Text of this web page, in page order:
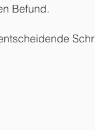
Befund.